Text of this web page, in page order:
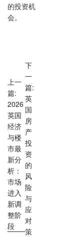
的投资机
会。
上一
篇:
2026
英国
经济
与楼
市最
新分
析：
市场
进入
新调
整阶
段
下
一
篇:
英
国
房
产
投
资
的
风
险
与
应
对
策